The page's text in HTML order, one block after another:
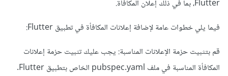
Flutter، بما في ذلك إعلان المكافأة.
فيما يلي خطوات عامة لإضافة إعلانات المكافأة في تطبيق Flutter:
قم بتثبيت حزمة الإعلانات المناسبة: يجب عليك تثبيت حزمة إعلانات
المكافأة المناسبة في ملف pubspec.yaml الخاص بتطبيق Flutter.